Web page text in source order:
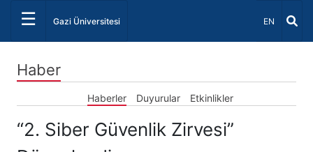
☰ Gazi Üniversitesi Dil Seçiniz
EN
Haber
Haberler Duyurular Etkinlikler
“2. Siber Güvenlik Zirvesi”